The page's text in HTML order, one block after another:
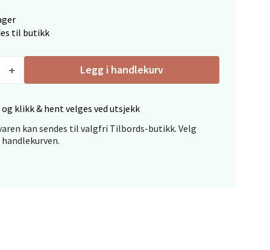
til butikk
Legg i handlekurv
klikk & hent velges ved utsjekk
kan sendes til valgfri Tilbords-butikk. Velg